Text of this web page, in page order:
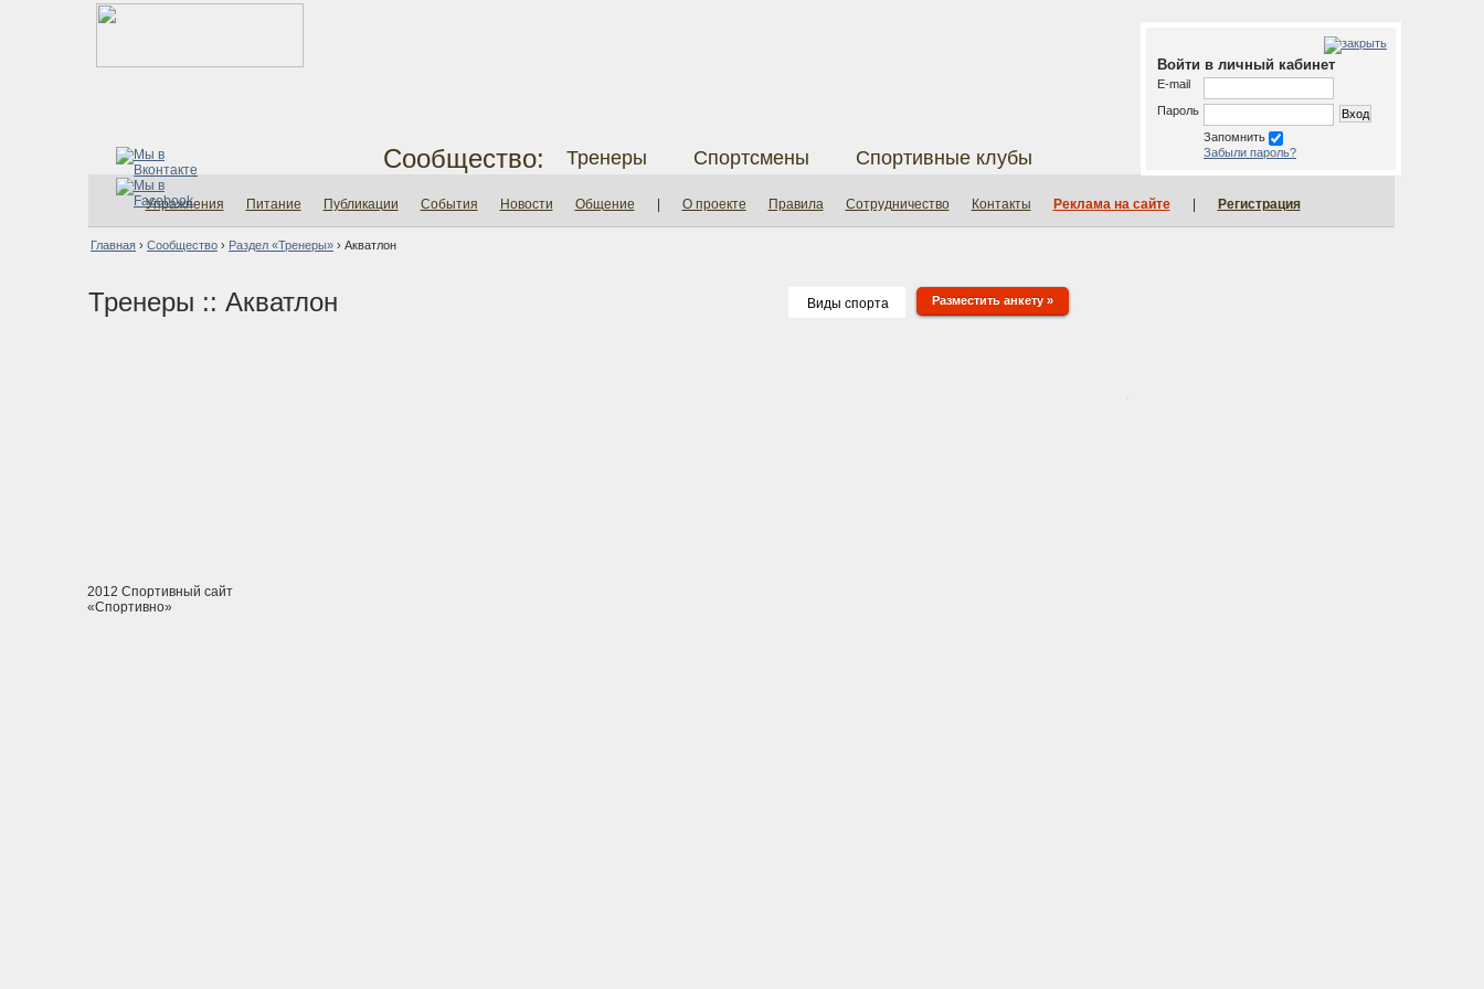
Зарегистрироваться
Войти в личный кабинет
E-mail
Пароль
Запомнить
Забыли пароль?
Сообщество: Тренеры Спортсмены Спортивные клубы
Упражнения Питание Публикации События Новости Общение О проекте Правила Сотрудничество Контакты Реклама на сайте Регистрация
Главная › Сообщество › Раздел «Тренеры» › Акватлон
Разместить анкету »
Виды спорта
Тренеры :: Акватлон
2012 Спортивный сайт
«Спортивно»